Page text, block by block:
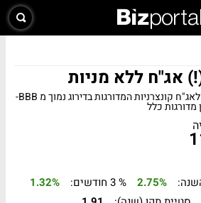
אג"ח ללא מניות
הקרן עשויה ליצור חשיפה לאג"ח קונצרניות המדורגות בדירוג נמוך מ BBB-
מדורגות כלל
2.75% % 3 חודשים:
1.32%